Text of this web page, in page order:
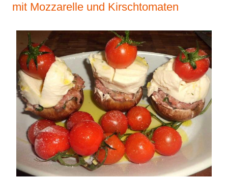
mit Mozzarelle und Kirschtomaten